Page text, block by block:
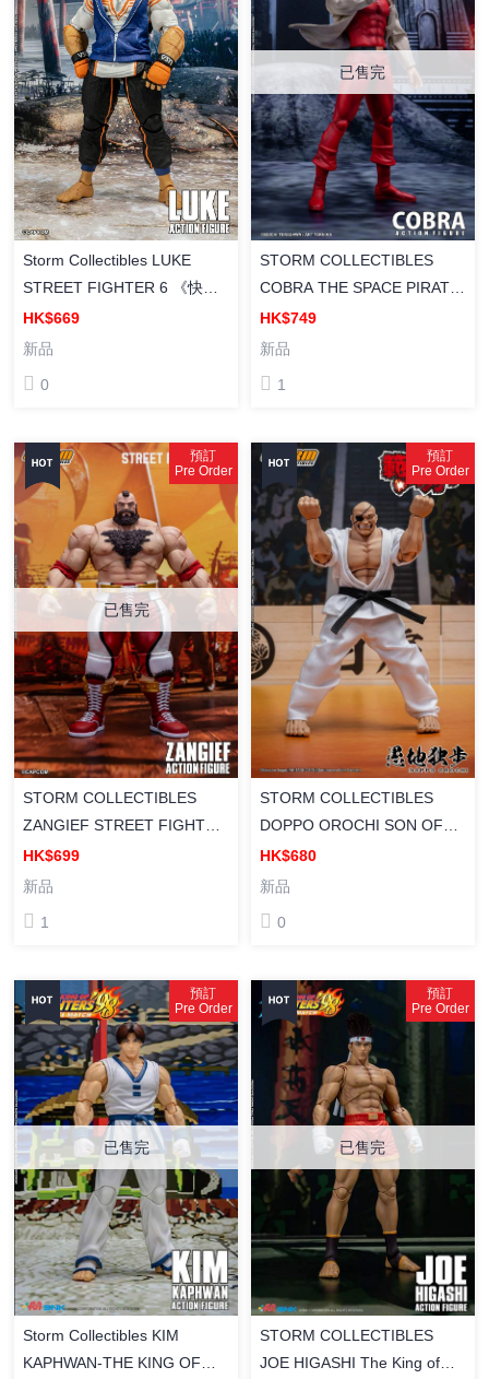
Storm Collectibles LUKE
STREET FIGHTER 6 《快打
旋風6》呂克 成品可動人偶
HK$669
新品
0
已售完
STORM COLLECTIBLES
COBRA THE SPACE PIRATE
太空海盜 眼鏡蛇 COBRA 成品
可動人偶
HK$749
新品
1
預訂
Pre Order
已售完
STORM COLLECTIBLES
ZANGIEF STREET FIGHTER
6 街頭霸王 6 桑吉爾夫 紅色旋
風 巨大摔角手 成品人偶
HK$699
新品
1
預訂
Pre Order
STORM COLLECTIBLES
DOPPO OROCHI SON OF
OGRE BAKI HANMA 範馬刃
牙 1/12 愚地獨步 DOPPO
HK$680
新品
0
預訂
Pre Order
已售完
Storm Collectibles KIM
KAPHWAN-THE KING OF
預訂
Pre Order
已售完
STORM COLLECTIBLES
JOE HIGASHI The King of